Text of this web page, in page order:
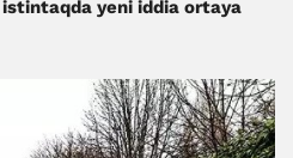
istintaqda yeni iddia ortaya